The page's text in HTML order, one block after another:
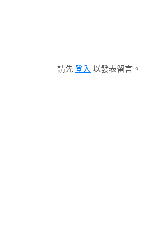
請先 登入 以發表留言。